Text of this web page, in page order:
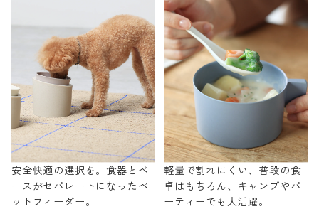
安全快適の選択を。食器とベ
ースがセパレートになったペ
ットフィーダー。
軽量で割れにくい、普段の食
卓はもちろん、キャンプやパ
ーティーでも大活躍。